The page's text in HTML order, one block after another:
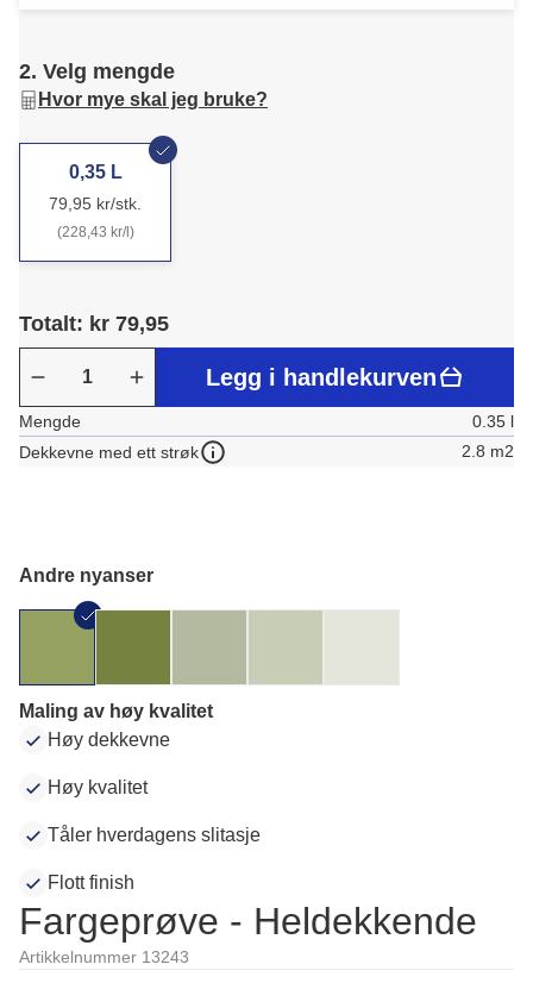
2. Velg mengde
Hvor mye skal jeg bruke?
0,35 L
79,95 kr/stk.
(228,43 kr/l)
Totalt: kr 79,95
Legg i handlekurven
Mengde
0.35 l
Dekkevne med ett strøk
2.8 m2
Andre nyanser
Maling av høy kvalitet
Høy dekkevne
Høy kvalitet
Tåler hverdagens slitasje
Flott finish
Fargeprøve - Heldekkende
Artikkelnummer 13243